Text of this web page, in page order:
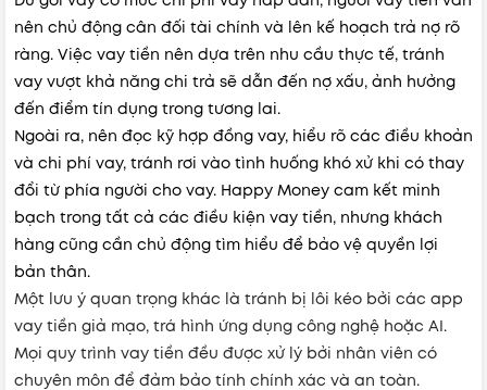
nên chủ động cân đối tài chính và lên kế hoạch trả nợ rõ
ràng. Việc vay tiền nên dựa trên nhu cầu thực tế, tránh
vay vượt khả năng chi trả sẽ dẫn đến nợ xấu, ảnh hưởng
đến điểm tín dụng trong tương lai.
Ngoài ra, nên đọc kỹ hợp đồng vay, hiểu rõ các điều khoản
và chi phí vay, tránh rơi vào tình huống khó xử khi có thay
đổi từ phía người cho vay. Happy Money cam kết minh
bạch trong tất cả các điều kiện vay tiền, nhưng khách
hàng cũng cần chủ động tìm hiểu để bảo vệ quyền lợi
bản thân.
Một lưu ý quan trọng khác là tránh bị lôi kéo bởi các app
vay tiền giả mạo, trá hình ứng dụng công nghệ hoặc AI.
Mọi quy trình vay tiền đều được xử lý bởi nhân viên có
chuyên môn để đảm bảo tính chính xác và an toàn.